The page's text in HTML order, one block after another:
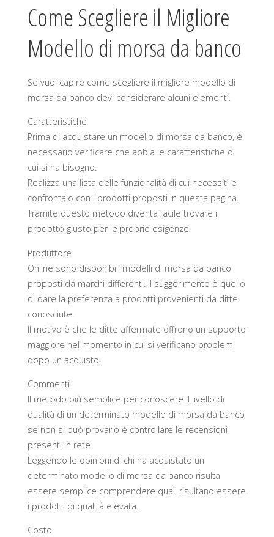
Come Scegliere il Migliore
Modello di morsa da banco
Se vuoi capire come scegliere il migliore modello di
morsa da banco devi considerare alcuni elementi.
Caratteristiche
Prima di acquistare un modello di morsa da banco, è
necessario verificare che abbia le caratteristiche di
cui si ha bisogno.
Realizza una lista delle funzionalità di cui necessiti e
confrontalo con i prodotti proposti in questa pagina.
Tramite questo metodo diventa facile trovare il
prodotto giusto per le proprie esigenze.
Produttore
Online sono disponibili modelli di morsa da banco
proposti da marchi differenti. Il suggerimento è quello
di dare la preferenza a prodotti provenienti da ditte
conosciute.
Il motivo è che le ditte affermate offrono un supporto
maggiore nel momento in cui si verificano problemi
dopo un acquisto.
Commenti
Il metodo più semplice per conoscere il livello di
qualità di un determinato modello di morsa da banco
se non si può provarlo è controllare le recensioni
presenti in rete.
Leggendo le opinioni di chi ha acquistato un
determinato modello di morsa da banco risulta
essere semplice comprendere quali risultano essere
i prodotti di qualità elevata.
Costo